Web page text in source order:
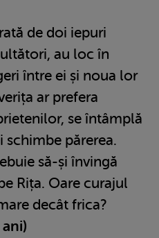
de doi iepuri
au loc în
între ei și noua lor
ar prefera
se întâmplă
schimbe părerea.
să-și învingă
Rița. Oare curajul
decât frica?